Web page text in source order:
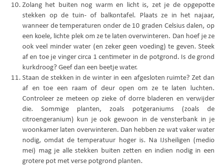
Zolang het buiten nog warm en licht is, zet je de opgepotte
stekken op de tuin- of balkontafel. Plaats ze in het najaar,
wanneer de temperaturen onder de 10 graden Celsius dalen, op
een koele, lichte plek om ze te laten overwinteren. Dan hoef je ze
ook veel minder water (en zeker geen voeding) te geven. Steek
af en toe je vinger circa 1 centimeter in de potgrond. Is de grond
kurkdroog? Geef dan een beetje water.
Staan de stekken in de winter in een afgesloten ruimte? Zet dan
af en toe een raam of deur open om ze te laten luchten.
Controleer ze meteen op zieke of dorre bladeren en verwijder
die. Sommige planten, zoals potgeraniums (zoals de
citroengeranium) kun je ook gewoon in de vensterbank in je
woonkamer laten overwinteren. Dan hebben ze wat vaker water
nodig, omdat de temperatuur hoger is. Na IJsheiligen (medio
mei) mag je alle stekken buiten zetten en indien nodig in een
grotere pot met verse potgrond planten.